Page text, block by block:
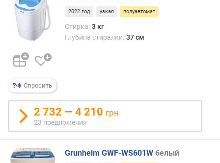
п
о
е
д
б
а
л
н
и
я
Спросить
2022 год узкая полуавтомат
Стирка: 3 кг
Глубина стиралки: 37 см
2 732 — 4 210 грн.
23 предложения
Grunhelm GWF-WS601W белый